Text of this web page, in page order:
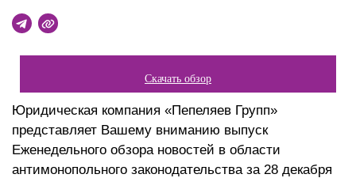
Скачать обзор
Юридическая компания «Пепеляев Групп»
представляет Вашему вниманию выпуск
Еженедельного обзора новостей в области
антимонопольного законодательства за 28 декабря